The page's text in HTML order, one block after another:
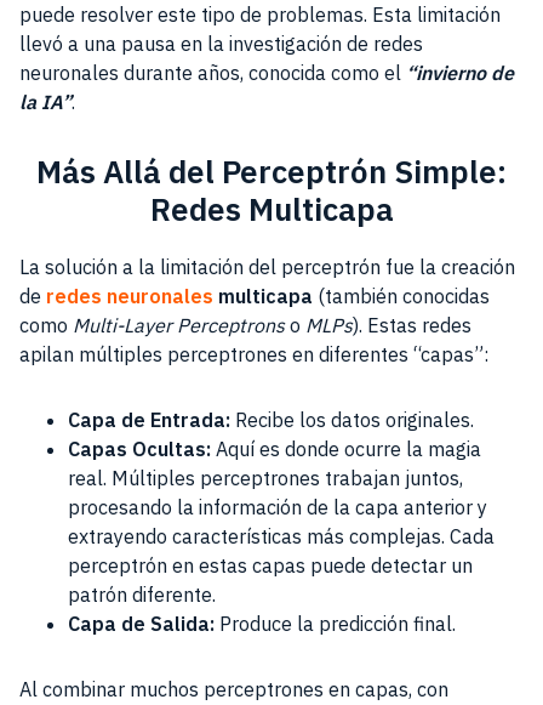
puede resolver este tipo de problemas. Esta limitación
llevó a una pausa en la investigación de redes
neuronales durante años, conocida como el “invierno de
la IA”.
Más Allá del Perceptrón Simple:
Redes Multicapa
La solución a la limitación del perceptrón fue la creación
de redes neuronales multicapa (también conocidas
como Multi-Layer Perceptronso MLPs). Estas redes
apilan múltiples perceptrones en diferentes “capas”:
Capa de Entrada: Recibe los datos originales.
Capas Ocultas: Aquí es donde ocurre la magia
real. Múltiples perceptrones trabajan juntos,
procesando la información de la capa anterior y
extrayendo características más complejas. Cada
perceptrón en estas capas puede detectar un
patrón diferente.
Capa de Salida: Produce la predicción final.
Al combinar muchos perceptrones en capas, con